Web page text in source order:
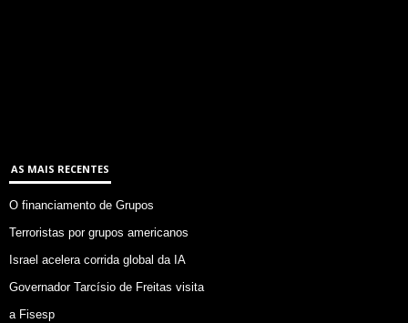
AS MAIS RECENTES
O financiamento de Grupos
Terroristas por grupos americanos
Israel acelera corrida global da IA
Governador Tarcísio de Freitas visita
a Fisesp